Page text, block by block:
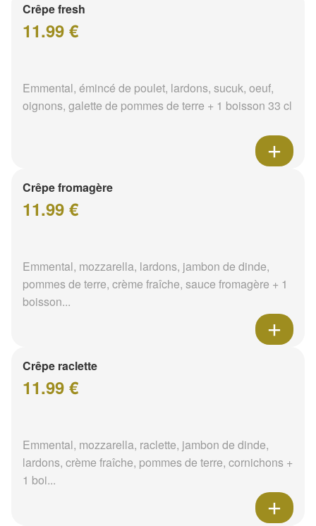
Crêpe fresh
11.99 €
Emmental, émincé de poulet, lardons, sucuk, oeuf,
oignons, galette de pommes de terre + 1 boisson 33 cl
Crêpe fromagère
11.99 €
Emmental, mozzarella, lardons, jambon de dinde,
pommes de terre, crème fraîche, sauce fromagère + 1
boisson...
Crêpe raclette
11.99 €
Emmental, mozzarella, raclette, jambon de dinde,
lardons, crème fraîche, pommes de terre, cornichons +
1 boi...